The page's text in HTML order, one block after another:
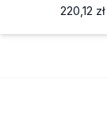
220,12 zł